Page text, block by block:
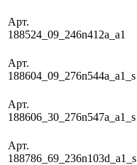
Арт.
188524_09_246n412a_a1
Арт.
188604_09_276n544a_a1_s
Арт.
188606_30_276n547a_a1_s
Арт.
188786_69_236n103d_a1_s